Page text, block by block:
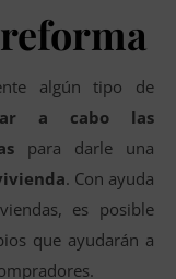
algún tipo de
a cabo las
para darle una
. Con ayuda
es posible
que ayudarán a